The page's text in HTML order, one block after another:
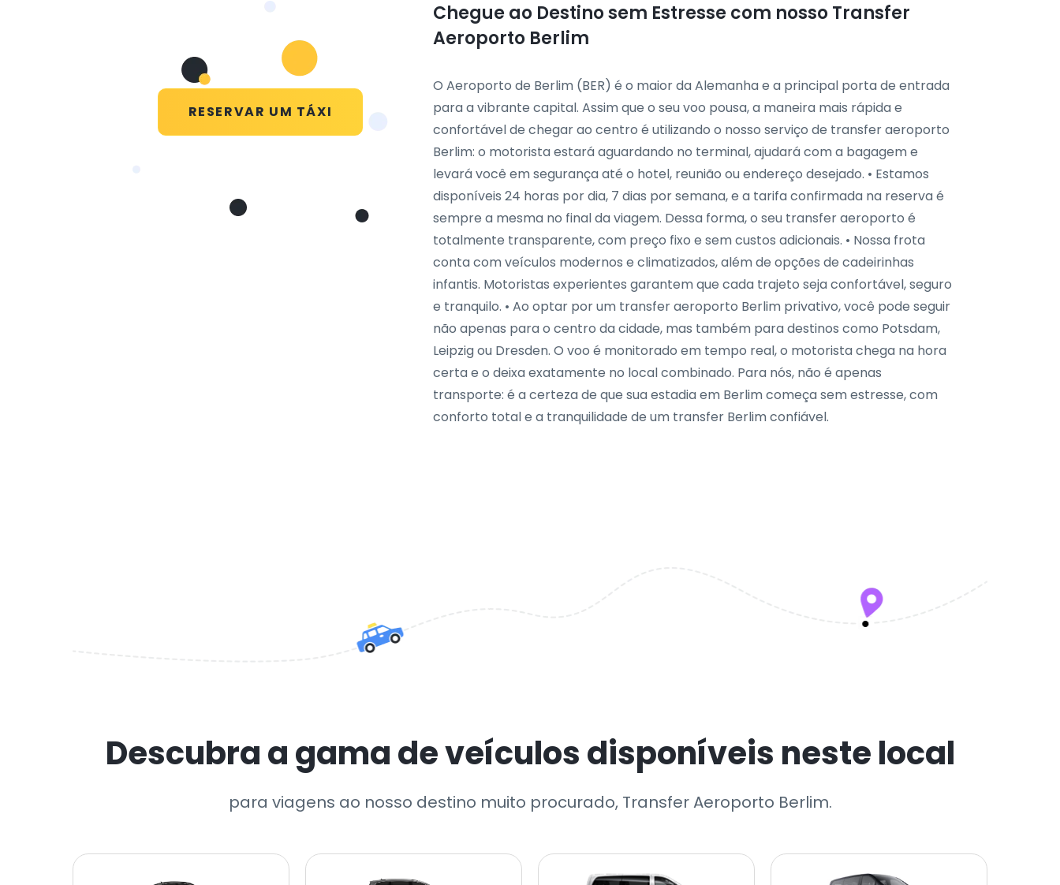
RESERVAR UM TÁXI
Chegue ao Destino sem Estresse com nosso Transfer
Aeroporto Berlim
O Aeroporto de Berlim (BER) é o maior da Alemanha e a principal porta de entrada
para a vibrante capital. Assim que o seu voo pousa, a maneira mais rápida e
confortável de chegar ao centro é utilizando o nosso serviço de transfer aeroporto
Berlim: o motorista estará aguardando no terminal, ajudará com a bagagem e
levará você em segurança até o hotel, reunião ou endereço desejado. • Estamos
disponíveis 24 horas por dia, 7 dias por semana, e a tarifa confirmada na reserva é
sempre a mesma no final da viagem. Dessa forma, o seu transfer aeroporto é
totalmente transparente, com preço fixo e sem custos adicionais. • Nossa frota
conta com veículos modernos e climatizados, além de opções de cadeirinhas
infantis. Motoristas experientes garantem que cada trajeto seja confortável, seguro
e tranquilo. • Ao optar por um transfer aeroporto Berlim privativo, você pode seguir
não apenas para o centro da cidade, mas também para destinos como Potsdam,
Leipzig ou Dresden. O voo é monitorado em tempo real, o motorista chega na hora
certa e o deixa exatamente no local combinado. Para nós, não é apenas
transporte: é a certeza de que sua estadia em Berlim começa sem estresse, com
conforto total e a tranquilidade de um transfer Berlim confiável.
Descubra a gama de veículos disponíveis neste local
para viagens ao nosso destino muito procurado, Transfer Aeroporto Berlim.